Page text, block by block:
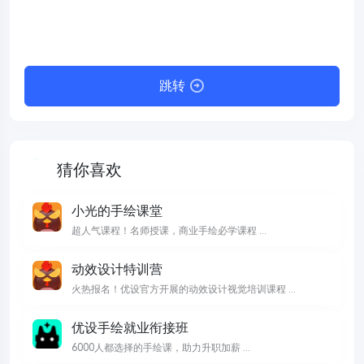
跳转
猜你喜欢
小光的手绘课堂
超人气课程！名师授课，商业手绘必学课程 ...
动效设计特训营
火热报名！优设官方开展的动效设计视觉培训课程 ...
优设手绘就业衔接班
6000人都选择的手绘课，助力升职加薪 ...